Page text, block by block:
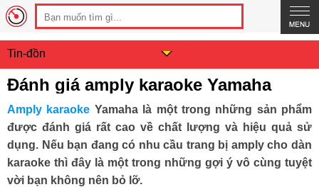
Tin-đồn
Đánh giá amply karaoke Yamaha
Amply karaoke Yamaha là một trong những sản phẩm
được đánh giá rất cao về chất lượng và hiệu quả sử
dụng. Nếu bạn đang có nhu cầu trang bị amply cho dàn
karaoke thì đây là một trong những gợi ý vô cùng tuyệt
vời bạn không nên bỏ lỡ.